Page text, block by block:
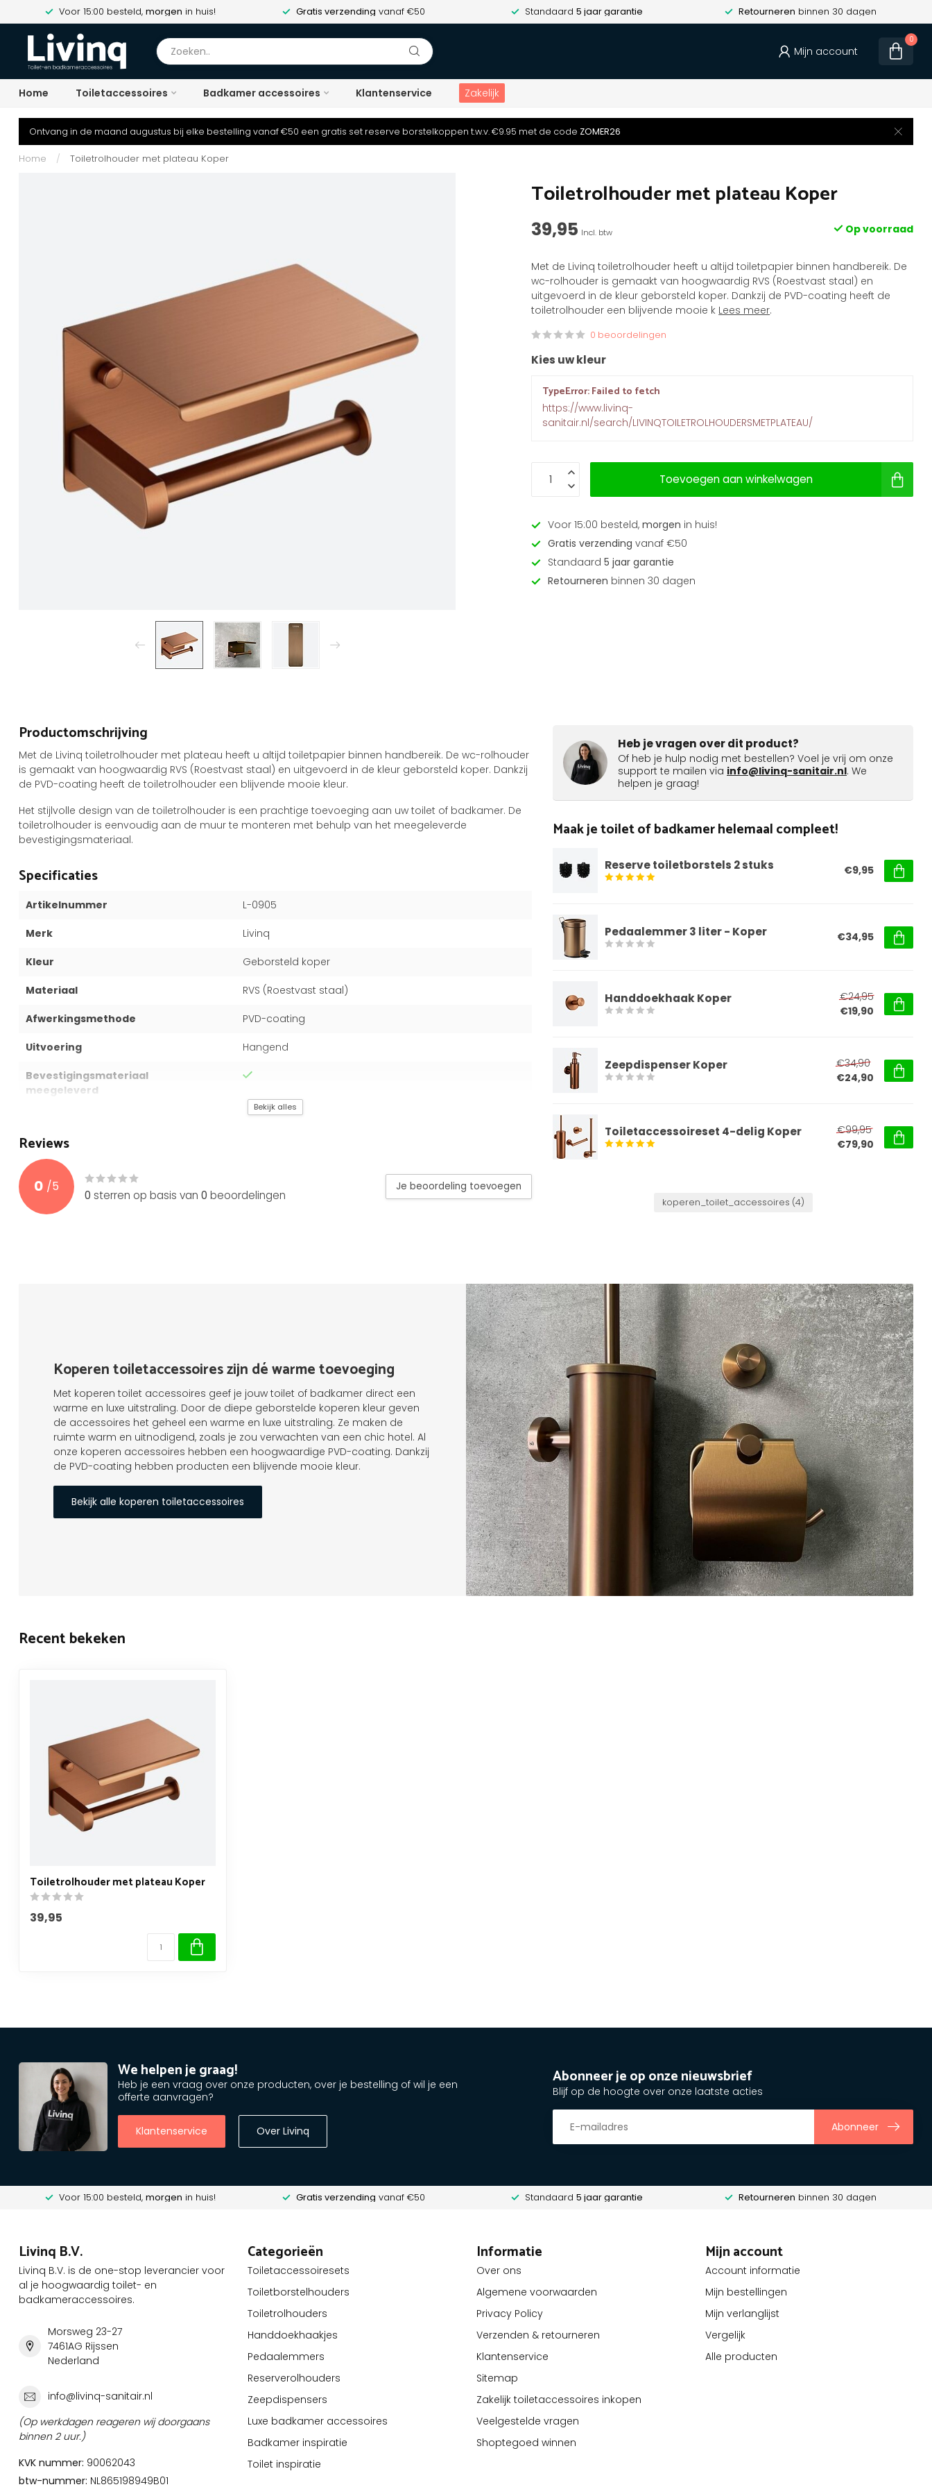
Voor 15:00 besteld, morgen in huis! Gratis verzending vanaf €50 Standaard 5 jaar garantie Retourneren binnen 30 dagen
Mijn account
0
Home Toiletaccessoires Badkamer accessoires Klantenservice Zakelijk
Ontvang in de maand augustus bij elke bestelling vanaf €50 een gratis set reserve borstelkoppen t.w.v. €9.95 met de code ZOMER26
Home / Toiletrolhouder met plateau Koper
Toiletrolhouder met plateau Koper
39,95 Incl. btw Op voorraad
Met de Livinq toiletrolhouder heeft u altijd toiletpapier binnen handbereik. De
wc-rolhouder is gemaakt van hoogwaardig RVS (Roestvast staal) en
uitgevoerd in de kleur geborsteld koper. Dankzij de PVD-coating heeft de
toiletrolhouder een blijvende mooie k Lees meer.
0 beoordelingen
Kies uw kleur
TypeError: Failed to fetch
https://www.livinq-
sanitair.nl/search/LIVINQTOILETROLHOUDERSMETPLATEAU/
Toevoegen aan winkelwagen
Voor 15:00 besteld,morgen in huis!
Gratis verzending vanaf €50
Standaard5 jaar garantie
Retourneren binnen 30 dagen
Productomschrijving
Met de Livinq toiletrolhouder met plateau heeft u altijd toiletpapier binnen handbereik. De wc-rolhouder
is gemaakt van hoogwaardig RVS (Roestvast staal) en uitgevoerd in de kleur geborsteld koper. Dankzij
de PVD-coating heeft de toiletrolhouder een blijvende mooie kleur.
Het stijlvolle design van de toiletrolhouder is een prachtige toevoeging aan uw toilet of badkamer. De
toiletrolhouder is eenvoudig aan de muur te monteren met behulp van het meegeleverde
bevestigingsmateriaal.
Specificaties
Artikelnummer L-0905
Merk Livinq
Kleur Geborsteld koper
Materiaal RVS (Roestvast staal)
Afwerkingsmethode PVD-coating
Uitvoering Hangend
Bevestigingsmateriaal
meegeleverd
5 jaar
Bekijk alles
Reviews
0 /5
0 sterren op basis van 0 beoordelingen
Je beoordeling toevoegen
Heb je vragen over dit product?
Of heb je hulp nodig met bestellen? Voel je vrij om onze
support te mailen via info@livinq-sanitair.nl. We
helpen je graag!
Maak je toilet of badkamer helemaal compleet!
Reserve toiletborstels 2 stuks €9,95
Pedaalemmer 3 liter - Koper €34,95
Handdoekhaak Koper
€24,95
€19,90
Zeepdispenser Koper
€34,90
€24,90
Toiletaccessoireset 4-delig Koper
€99,95
€79,90
koperen_toilet_accessoires (4)
Koperen toiletaccessoires zijn dé warme toevoeging
Met koperen toilet accessoires geef je jouw toilet of badkamer direct een
warme en luxe uitstraling. Door de diepe geborstelde koperen kleur geven
de accessoires het geheel een warme en luxe uitstraling. Ze maken de
ruimte warm en uitnodigend, zoals je zou verwachten van een chic hotel. Al
onze koperen accessoires hebben een hoogwaardige PVD-coating. Dankzij
de PVD-coating hebben producten een blijvende mooie kleur.
Bekijk alle koperen toiletaccessoires
Recent bekeken
Toiletrolhouder met plateau Koper
39,95
We helpen je graag!
Heb je een vraag over onze producten, over je bestelling of wil je een
offerte aanvragen?
Klantenservice Over Livinq
Abonneer je op onze nieuwsbrief
Blijf op de hoogte over onze laatste acties
Abonneer
Voor 15:00 besteld, morgen in huis! Gratis verzending vanaf €50 Standaard 5 jaar garantie Retourneren binnen 30 dagen
Livinq B.V.
Livinq B.V. is de one-stop leverancier voor
al je hoogwaardig toilet- en
badkameraccessoires.
Morsweg 23-27
7461AG Rijssen
Nederland
info@livinq-sanitair.nl
(Op werkdagen reageren wij doorgaans
binnen 2 uur.)
KVK nummer: 90062043
btw-nummer: NL865198949B01
Categorieën
Toiletaccessoiresets
Toiletborstelhouders
Toiletrolhouders
Handdoekhaakjes
Pedaalemmers
Reserverolhouders
Zeepdispensers
Luxe badkamer accessoires
Badkamer inspiratie
Toilet inspiratie
Informatie
Over ons
Algemene voorwaarden
Privacy Policy
Verzenden & retourneren
Klantenservice
Sitemap
Zakelijk toiletaccessoires inkopen
Veelgestelde vragen
Shoptegoed winnen
Mijn account
Account informatie
Mijn bestellingen
Mijn verlanglijst
Vergelijk
Alle producten